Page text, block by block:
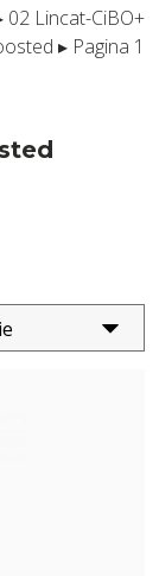
02 Lincat-CiBO+
▸ Pagina 1